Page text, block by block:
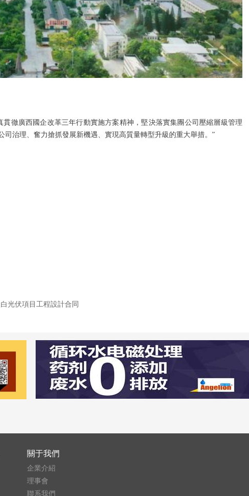
徹廣西國企改革三年行動實施方案精神，堅決落實集團公司壓縮層級管理
治理、奮力搶抓發展新機遇、實現高質量轉型升級的重大舉措。”
光伏項目工程設計合同
關于我們
企業介紹
理事會
聯系我們